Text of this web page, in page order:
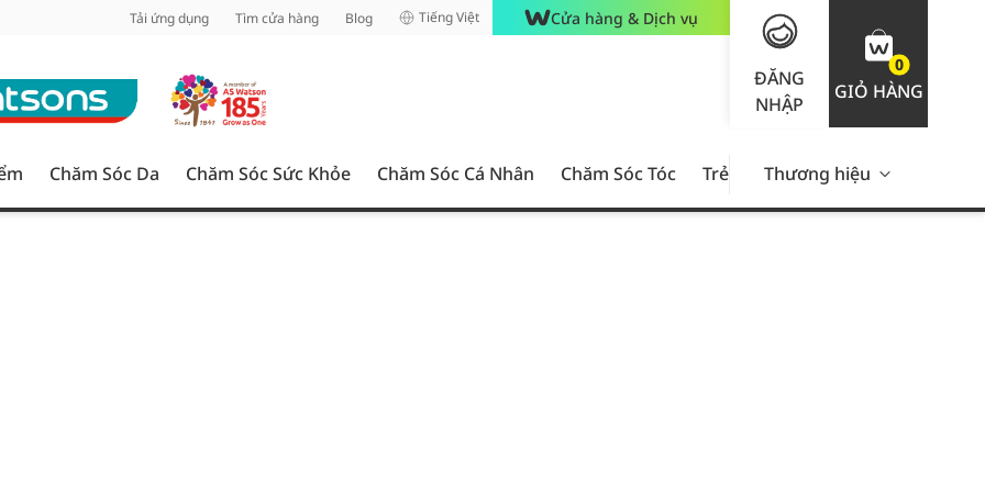
Tải ứng dụng Tìm cửa hàng Blog Tiếng Việt Cửa hàng & Dịch vụ
ĐĂNG
NHẬP
0
GIỎ HÀNG
Chăm Sóc Da Chăm Sóc Sức Khỏe Chăm Sóc Cá Nhân Chăm Sóc Tóc Trẻ Em Nam Giới Chăm Sóc
Thương hiệu